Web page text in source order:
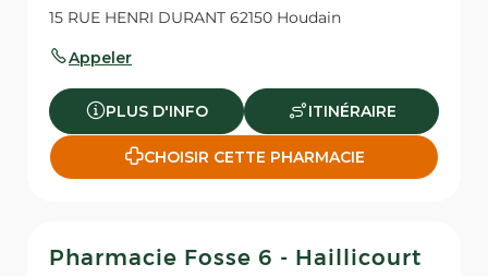
15 RUE HENRI DURANT 62150 Houdain
Appeler
PLUS D'INFO ITINÉRAIRE
CHOISIR CETTE PHARMACIE
Pharmacie Fosse 6 - Haillicourt